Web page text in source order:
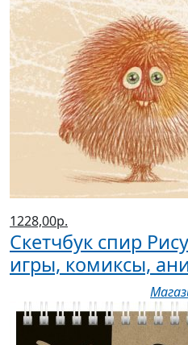
1228,00р.
Скетчбук спир
игры, комиксы,